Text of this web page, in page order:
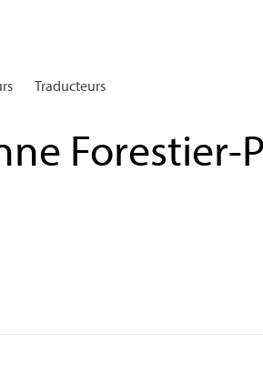
Traducteurs
Forestier-